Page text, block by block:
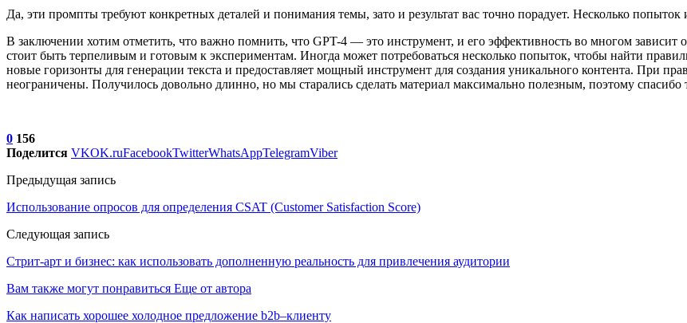
Да, эти промпты требуют конкретных деталей и понимания темы, зато и результат вас точно порадует. Несколько
В заключении хотим отметить, что важно помнить, что GPT-4 — это инструмент, и его эффективность во многом зависит
стоит быть терпеливым и готовым к экспериментам. Иногда может потребоваться несколько попыток, чтобы найти
новые горизонты для генерации текста и предоставляет мощный инструмент для создания уникального контента. При
неограничены. Получилось довольно длинно, но мы старались сделать материал максимально полезным, поэтому спасибо
0 156
Поделится VKOK.ruFacebookTwitterWhatsAppTelegramViber
Предыдущая запись
Использование опросов для определения CSAT (Customer Satisfaction Score)
Следующая запись
Стрит-арт и бизнес: как использовать дополненную реальность для привлечения аудитории
Вам также могут понравиться Еще от автора
Как написать хорошее холодное предложение b2b–клиенту